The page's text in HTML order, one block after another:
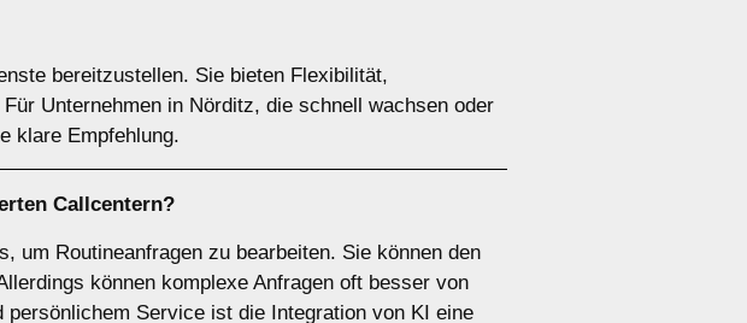
bereitzustellen. Sie bieten Flexibilität,
Unternehmen in Nörditz, die schnell wachsen oder
klare Empfehlung.
Callcentern?
um Routineanfragen zu bearbeiten. Sie können den
können komplexe Anfragen oft besser von
Service ist die Integration von KI eine